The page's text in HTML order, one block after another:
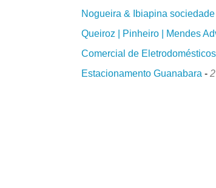
Nogueira & Ibiapina
Queiroz | Pinheiro | Mendes
Comercial de
Estacionamento Guanabara -